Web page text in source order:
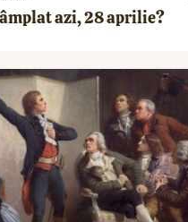
azi, 28 aprilie?